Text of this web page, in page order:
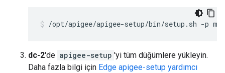
/opt/apigee/apigee-setup/bin/setup.sh -p
dc-2'de apigee-setup 'yi tüm düğümlere yükleyin.
Daha fazla bilgi için Edge apigee-setup yardımcı